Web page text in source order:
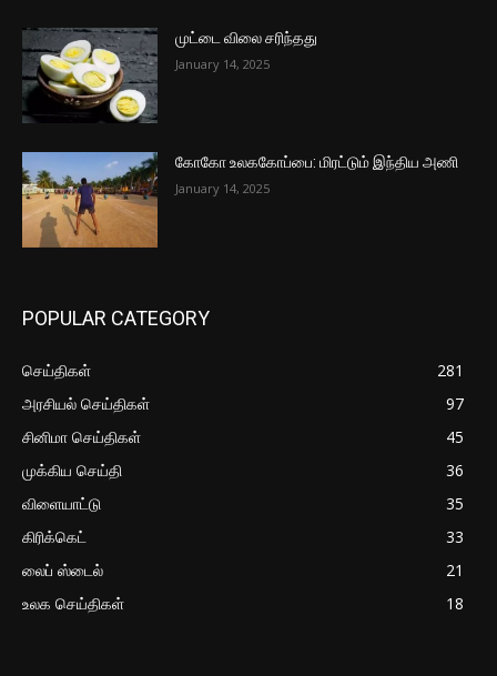
முட்டை விலை சரிந்தது
January 14, 2025
கோகோ உலககோப்பை: மிரட்டும் இந்திய அணி
January 14, 2025
POPULAR CATEGORY
செய்திகள்
281
அரசியல் செய்திகள்
97
சினிமா செய்திகள்
45
முக்கிய செய்தி
36
விளையாட்டு
35
கிரிக்கெட்
33
லைப் ஸ்டைல்
21
உலக செய்திகள்
18